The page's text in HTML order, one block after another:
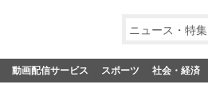
ニュース・特集
動画配信サービス スポーツ 社会・経済